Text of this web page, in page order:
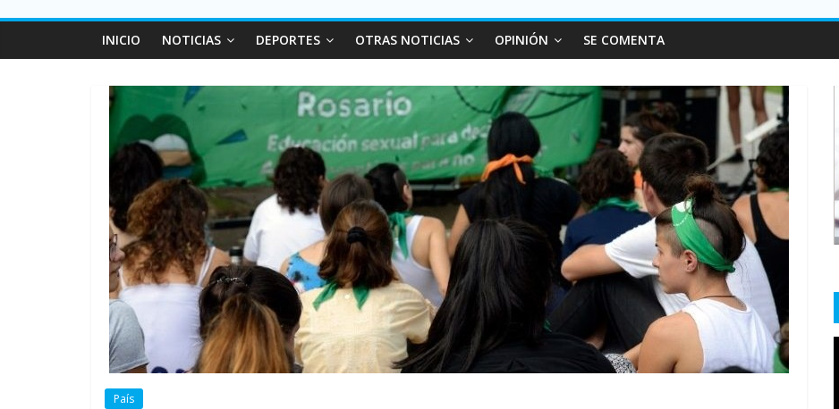
INICIO NOTICIAS DEPORTES OTRAS NOTICIAS OPINIÓN SE COMENTA
País